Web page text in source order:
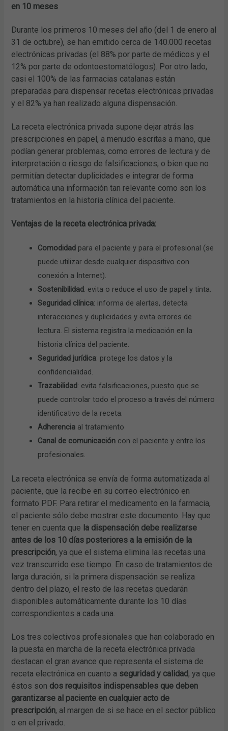
en 10 meses
Durante los primeros 10 meses del año (del 1 de enero al
31 de octubre), se han emitido cerca de 140.000 recetas
electrónicas privadas (el 88% por parte de médicos y el
12% por parte de odontoestomatólogos). Por otro lado,
casi el 100% de las farmacias catalanas están
preparadas para dispensar recetas electrónicas privadas
y el 82% ya han realizado alguna dispensación.
La receta electrónica privada supone dejar atrás las
prescripciones en papel, a menudo escritas a mano, que
podían generar problemas, como errores de lectura y de
interpretación o riesgo de falsificaciones, o bien que no
permitían detectar duplicidades e integrar de forma
automática una información tan relevante como son los
tratamientos en la historia clínica del paciente.
Ventajas de la receta electrónica privada:
Comodidad para el paciente y para el profesional (se
puede utilizar desde cualquier dispositivo con
conexión a Internet).
Sostenibilidad: evita o reduce el uso de papel y tinta.
Seguridad clínica: informa de alertas, detecta
interacciones y duplicidades y evita errores de
lectura. El sistema registra la medicación en la
historia clínica del paciente.
Seguridad jurídica: protege los datos y la
confidencialidad.
Trazabilidad: evita falsificaciones, puesto que se
puede controlar todo el proceso a través del número
identificativo de la receta.
Adherencia al tratamiento
Canal de comunicación con el paciente y entre los
profesionales.
La receta electrónica se envía de forma automatizada al
paciente, que la recibe en su correo electrónico en
formato PDF. Para retirar el medicamento en la farmacia,
el paciente sólo debe mostrar este documento. Hay que
tener en cuenta que la dispensación debe realizarse
antes de los 10 días posteriores a la emisión de la
prescripción, ya que el sistema elimina las recetas una
vez transcurrido ese tiempo. En caso de tratamientos de
larga duración, si la primera dispensación se realiza
dentro del plazo, el resto de las recetas quedarán
disponibles automáticamente durante los 10 días
correspondientes a cada una.
Los tres colectivos profesionales que han colaborado en
la puesta en marcha de la receta electrónica privada
destacan el gran avance que representa el sistema de
receta electrónica en cuanto a seguridad y calidad, ya que
éstos son dos requisitos indispensables que deben
garantizarse al paciente en cualquier acto de
prescripción, al margen de si se hace en el sector público
o en el privado.